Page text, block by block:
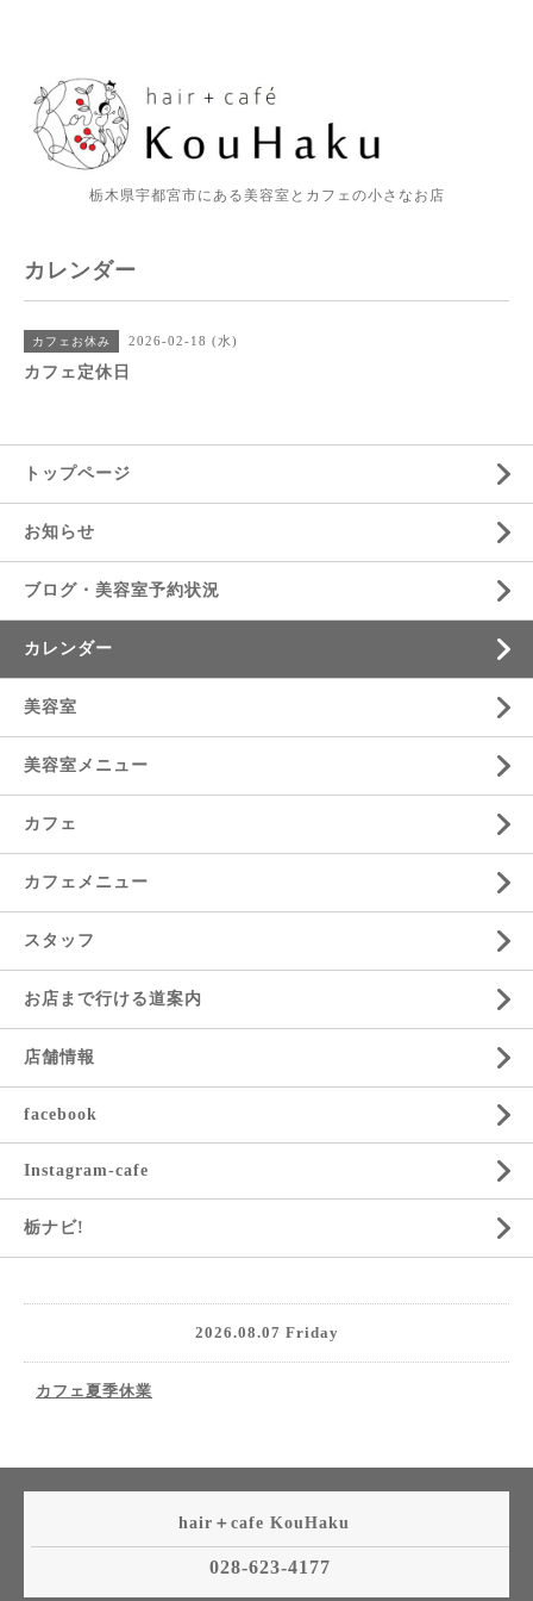
栃木県宇都宮市にある美容室とカフェの小さなお店
カレンダー
カフェお休み 2026-02-18 (水)
カフェ定休日
トップページ
お知らせ
ブログ・美容室予約状況
カレンダー
美容室
美容室メニュー
カフェ
カフェメニュー
スタッフ
お店まで行ける道案内
店舗情報
facebook
Instagram-cafe
栃ナビ!
2026.08.07 Friday
カフェ夏季休業
hair＋cafe KouHaku
028-623-4177